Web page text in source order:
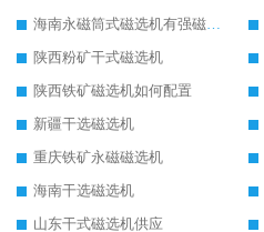
海南永磁筒式磁选机有强磁的吗
陕西粉矿干式磁选机
陕西铁矿磁选机如何配置
新疆干选磁选机
重庆铁矿永磁磁选机
海南干选磁选机
山东干式磁选机供应